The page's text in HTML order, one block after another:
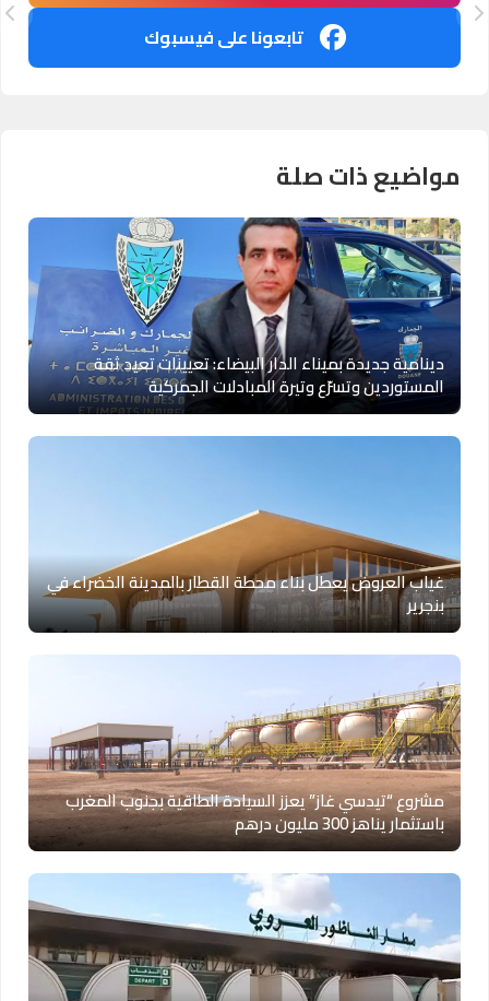
تابعونا على فيسبوك
مواضيع ذات صلة
دينامية جديدة بميناء الدار البيضاء: تعيينات تعيد ثقة
المستوردين وتسرّع وتيرة المبادلات الجمركية
غياب العروض يعطل بناء محطة القطار بالمدينة الخضراء في
بنجرير
مشروع “تيدسي غاز” يعزز السيادة الطاقية بجنوب المغرب
باستثمار يناهز 300 مليون درهم